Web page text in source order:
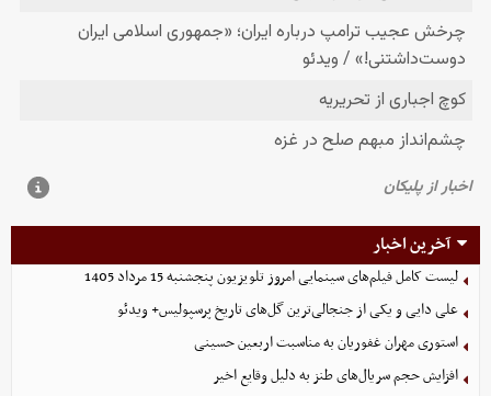
آخرین اخبار
لیست کامل فیلم‌های سینمایی امروز تلویزیون پنجشنبه 15 مرداد 1405
علی دایی و یکی از جنجالی‌ترین گل‌های تاریخ پرسپولیس+ ویدئو
استوری مهران غفوریان به مناسبت اربعین حسینی
افزایش حجم سریال‌های طنز به دلیل وقایع اخیر